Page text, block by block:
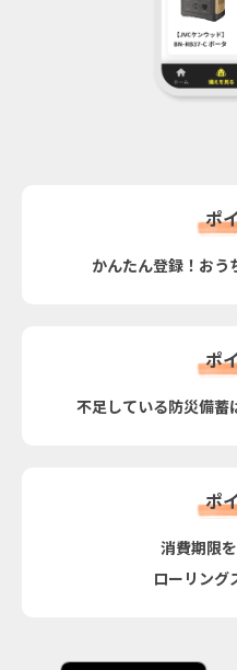
ポ
かんたん登録！おう
ポ
不足している防災備蓄
ポ
消費期限
ローリング